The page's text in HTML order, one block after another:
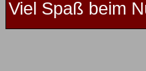
Viel Spaß beim